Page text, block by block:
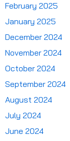
February 2025
January 2025
December 2024
November 2024
October 2024
September 2024
August 2024
July 2024
June 2024